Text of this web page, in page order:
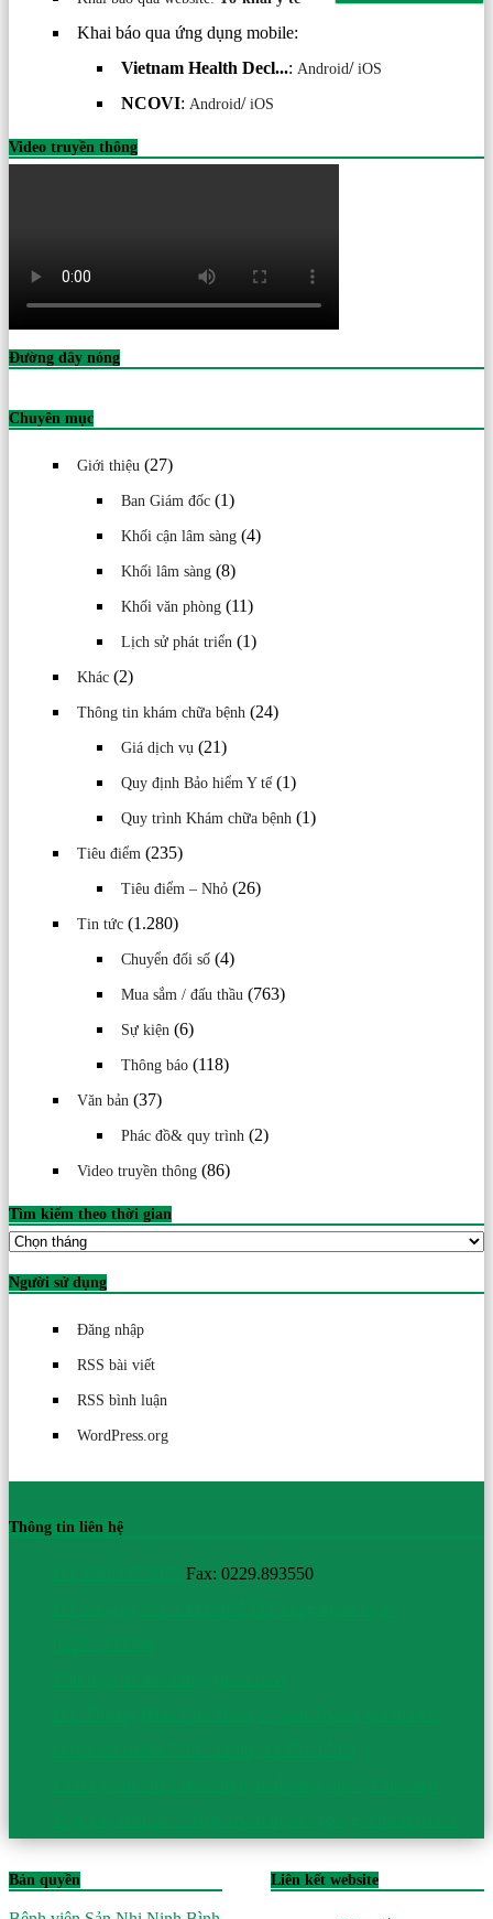
Khai báo qua ứng dụng mobile:
Vietnam Health Decl...: Android/ iOS
NCOVI: Android/ iOS
Video truyền thông
Đường dây nóng
Chuyên mục
Giới thiệu (27)
Ban Giám đốc (1)
Khối cận lâm sàng (4)
Khối lâm sàng (8)
Khối văn phòng (11)
Lịch sử phát triển (1)
Khác (2)
Thông tin khám chữa bệnh (24)
Giá dịch vụ (21)
Quy định Bảo hiểm Y tế(1)
Quy trình Khám chữa bệnh (1)
Tiêu điểm (235)
Tiêu điểm – Nhỏ (26)
Tin tức (1.280)
Chuyển đối số (4)
Mua sắm / đấu thầu (763)
Sự kiện (6)
Thông báo (118)
Văn bản (37)
Phác đồ& quy trình (2)
Video truyền thông (86)
Tìm kiếm theo thời gian
Tìm
theo
thời
Người sử dụng
Đăng nhập
RSS bài viết
RSS bình luận
WordPress.org
Thông tin liên hệ
Fax: 0229.893550
Bản quyền Liên kết website